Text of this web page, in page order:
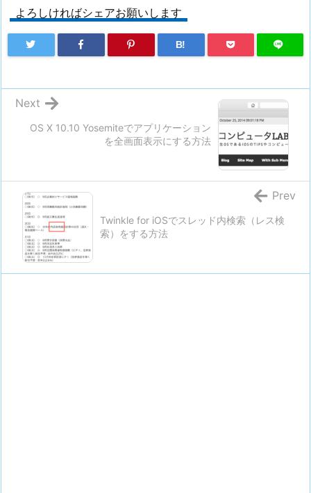
よろしければシェアお願いします
B!
OS X 10.10 Yosemiteでアプリケーション
を全画面表示にする方法
Next
Twinkle for iOSでスレッド内検索（レス検
索）をする方法
Prev